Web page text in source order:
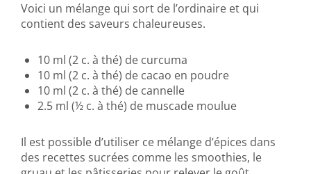
Voici un mélange qui sort de l’ordinaire et qui
contient des saveurs chaleureuses.
10 ml (2 c. à thé) de curcuma
10 ml (2 c. à thé) de cacao en poudre
10 ml (2 c. à thé) de cannelle
2.5 ml (½ c. à thé) de muscade moulue
Il est possible d’utiliser ce mélange d’épices dans
des recettes sucrées comme les smoothies, le